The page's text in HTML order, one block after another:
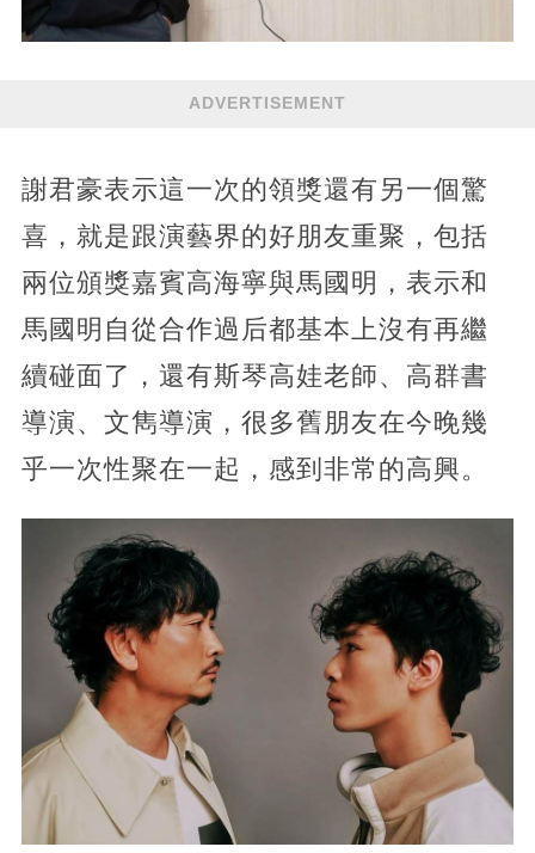
ADVERTISEMENT
謝君豪表示這一次的領獎還有另一個驚
喜，就是跟演藝界的好朋友重聚，包括
兩位頒獎嘉賓高海寧與馬國明，表示和
馬國明自從合作過后都基本上沒有再繼
續碰面了，還有斯琴高娃老師、高群書
導演、文雋導演，很多舊朋友在今晚幾
乎一次性聚在一起，感到非常的高興。